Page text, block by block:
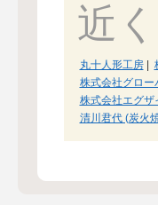
近
丸十人形工房|
株式会社グロー
株式会社エグザ
清川君代 (炭火